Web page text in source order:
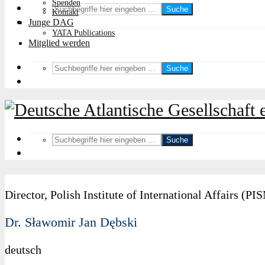
Suche
Spenden
Kontakt
Junge DAG
YATA Publications
Mitglied werden
Suche
Suche
Director, Polish Institute of International Affairs
Dr. Sławomir Jan Dębski
deutsch